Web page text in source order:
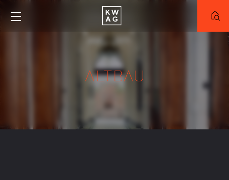
BESTAND
ALTBAU